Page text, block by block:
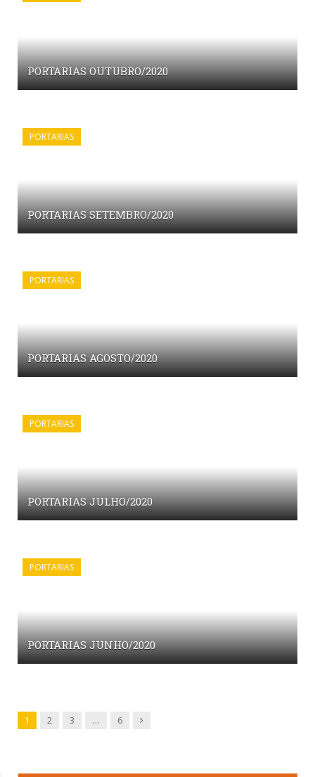
PORTARIAS OUTUBRO/2020
PORTARIAS
PORTARIAS SETEMBRO/2020
PORTARIAS
PORTARIAS AGOSTO/2020
PORTARIAS
PORTARIAS JULHO/2020
PORTARIAS
PORTARIAS JUNHO/2020
1 2 3 … 6 Next